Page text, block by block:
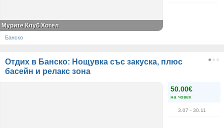
Мурите Клуб Хотел
Банско
Отдих в Банско: Нощувка със закуска, плюс
басейн и релакс зона
50.00€
на човек
3.07 - 30.11